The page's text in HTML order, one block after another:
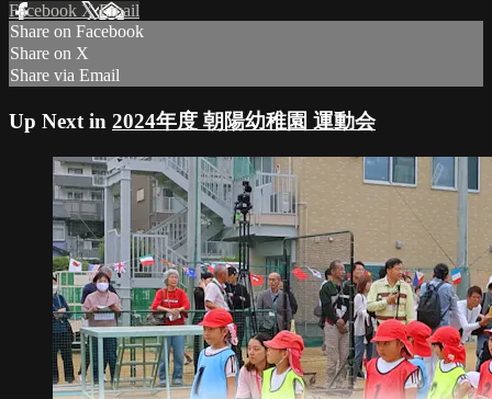
Facebook XEmail
Share on Facebook
Share on X
Share via Email
Up Next in 2024年度 朝陽幼稚園 運動会